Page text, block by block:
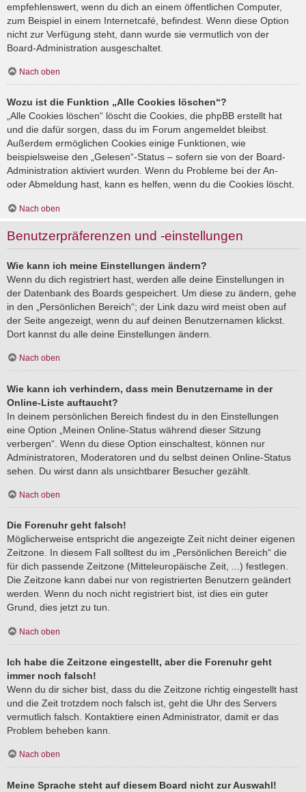
empfehlenswert, wenn du dich an einem öffentlichen Computer,
zum Beispiel in einem Internetcafé, befindest. Wenn diese Option
nicht zur Verfügung steht, dann wurde sie vermutlich von der
Board-Administration ausgeschaltet.
Nach oben
Wozu ist die Funktion „Alle Cookies löschen“?
„Alle Cookies löschen“ löscht die Cookies, die phpBB erstellt hat
und die dafür sorgen, dass du im Forum angemeldet bleibst.
Außerdem ermöglichen Cookies einige Funktionen, wie
beispielsweise den „Gelesen“-Status – sofern sie von der Board-
Administration aktiviert wurden. Wenn du Probleme bei der An-
oder Abmeldung hast, kann es helfen, wenn du die Cookies löscht.
Nach oben
Benutzerpräferenzen und -einstellungen
Wie kann ich meine Einstellungen ändern?
Wenn du dich registriert hast, werden alle deine Einstellungen in
der Datenbank des Boards gespeichert. Um diese zu ändern, gehe
in den „Persönlichen Bereich“; der Link dazu wird meist oben auf
der Seite angezeigt, wenn du auf deinen Benutzernamen klickst.
Dort kannst du alle deine Einstellungen ändern.
Nach oben
Wie kann ich verhindern, dass mein Benutzername in der
Online-Liste auftaucht?
In deinem persönlichen Bereich findest du in den Einstellungen
eine Option „Meinen Online-Status während dieser Sitzung
verbergen“. Wenn du diese Option einschaltest, können nur
Administratoren, Moderatoren und du selbst deinen Online-Status
sehen. Du wirst dann als unsichtbarer Besucher gezählt.
Nach oben
Die Forenuhr geht falsch!
Möglicherweise entspricht die angezeigte Zeit nicht deiner eigenen
Zeitzone. In diesem Fall solltest du im „Persönlichen Bereich“ die
für dich passende Zeitzone (Mitteleuropäische Zeit, ...) festlegen.
Die Zeitzone kann dabei nur von registrierten Benutzern geändert
werden. Wenn du noch nicht registriert bist, ist dies ein guter
Grund, dies jetzt zu tun.
Nach oben
Ich habe die Zeitzone eingestellt, aber die Forenuhr geht
immer noch falsch!
Wenn du dir sicher bist, dass du die Zeitzone richtig eingestellt hast
und die Zeit trotzdem noch falsch ist, geht die Uhr des Servers
vermutlich falsch. Kontaktiere einen Administrator, damit er das
Problem beheben kann.
Nach oben
Meine Sprache steht auf diesem Board nicht zur Auswahl!